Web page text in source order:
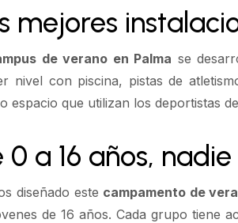
mejores
de verano en Palma se
nivel con piscina, pistas de
espacio que utilizan los deportistas
0 a 16 años,
diseñado este campamento de
de 16 años. Cada grupo tiene